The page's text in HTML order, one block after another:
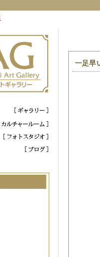
一足早